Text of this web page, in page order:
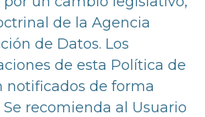
de la Agencia
de Datos. Los
de esta Política de
notificados de forma
recomienda al Usuario